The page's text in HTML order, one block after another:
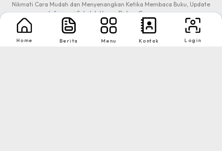
Nikmati Cara Mudah dan Menyenangkan Ketika Membaca Buku, Update
Informasi Sekolah Hanya Dalam Genggaman
Home Berita Menu Kontak Login